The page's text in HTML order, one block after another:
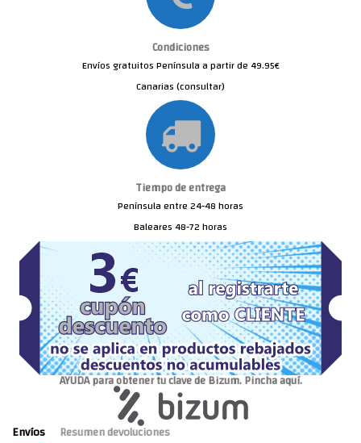
Condiciones
Envíos gratuitos Península a partir de 49.95€
Canarias (consultar)
Tiempo de entrega
Península entre 24-48 horas
Baleares 48-72 horas
AYUDA para obtener tu clave de Bizum. Pincha aquí.
Envíos Resumen devoluciones